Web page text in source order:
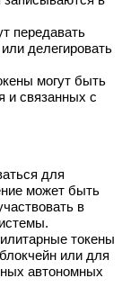
передавать
делегировать
могут быть
и связанных с
для
может быть
в
токены
или для
автономных